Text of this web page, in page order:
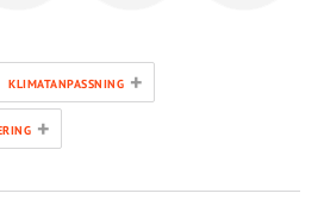
KLIMATANPASSNING +
+